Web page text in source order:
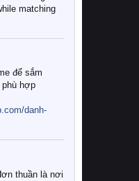
matching
để sắm
phù hợp
danh-
thuần là nơi